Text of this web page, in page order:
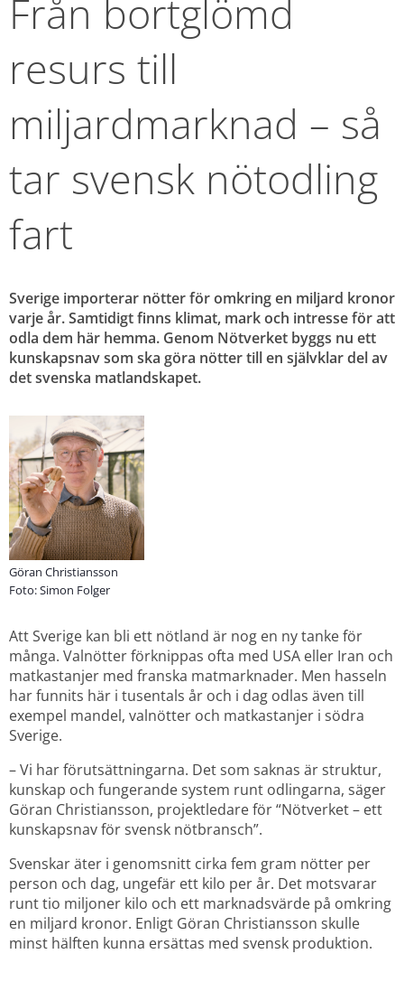
Från bortglömd
resurs till
miljardmarknad – så
tar svensk nötodling
fart
Sverige importerar nötter för omkring en miljard kronor
varje år. Samtidigt finns klimat, mark och intresse för att
odla dem här hemma. Genom Nötverket byggs nu ett
kunskapsnav som ska göra nötter till en självklar del av
det svenska matlandskapet.
Göran Christiansson
Foto: Simon Folger
Att Sverige kan bli ett nötland är nog en ny tanke för
många. Valnötter förknippas ofta med USA eller Iran och
matkastanjer med franska matmarknader. Men hasseln
har funnits här i tusentals år och i dag odlas även till
exempel mandel, valnötter och matkastanjer i södra
Sverige.
– Vi har förutsättningarna. Det som saknas är struktur,
kunskap och fungerande system runt odlingarna, säger
Göran Christiansson, projektledare för “Nötverket – ett
kunskapsnav för svensk nötbransch”.
Svenskar äter i genomsnitt cirka fem gram nötter per
person och dag, ungefär ett kilo per år. Det motsvarar
runt tio miljoner kilo och ett marknadsvärde på omkring
en miljard kronor. Enligt Göran Christiansson skulle
minst hälften kunna ersättas med svensk produktion.